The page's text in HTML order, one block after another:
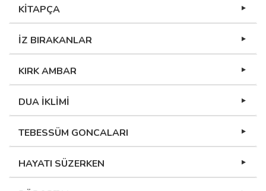
KİTAPÇA
İZ BIRAKANLAR
KIRK AMBAR
DUA İKLİMİ
TEBESSÜM GONCALARI
HAYATI SÜZERKEN